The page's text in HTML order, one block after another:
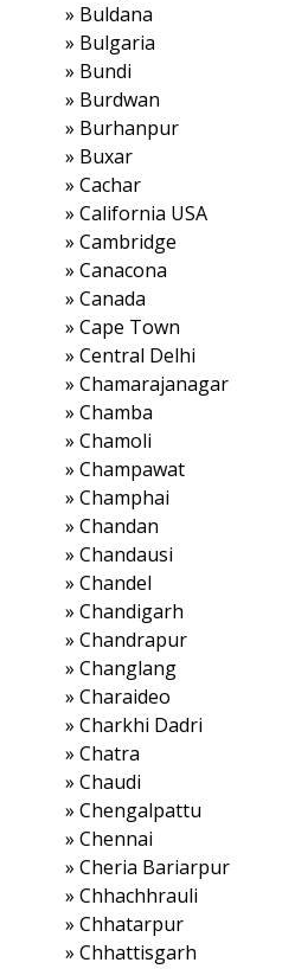
» Buldana
» Bulgaria
» Bundi
» Burdwan
» Burhanpur
» Buxar
» Cachar
» California USA
» Cambridge
» Canacona
» Canada
» Cape Town
» Central Delhi
» Chamarajanagar
» Chamba
» Chamoli
» Champawat
» Champhai
» Chandan
» Chandausi
» Chandel
» Chandigarh
» Chandrapur
» Changlang
» Charaideo
» Charkhi Dadri
» Chatra
» Chaudi
» Chengalpattu
» Chennai
» Cheria Bariarpur
» Chhachhrauli
» Chhatarpur
» Chhattisgarh